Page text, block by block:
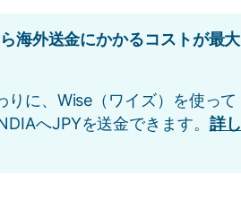
海外送金にかかるコストが最大
りに、Wise（ワイズ）を使って
へJPYを送金できます。 詳し